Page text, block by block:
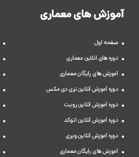
آموزش های معماری
صفحه اول
دوره های آنلاین معماری
آموزش های رایگان معماری
دوره آموزش آنلاین تری دی مکس
دوره آموزش آنلاین رویت
دوره آموزش آنلاین اتوکد
دوره آموزش آنلاین ویری
آموزش های رایگان معماری